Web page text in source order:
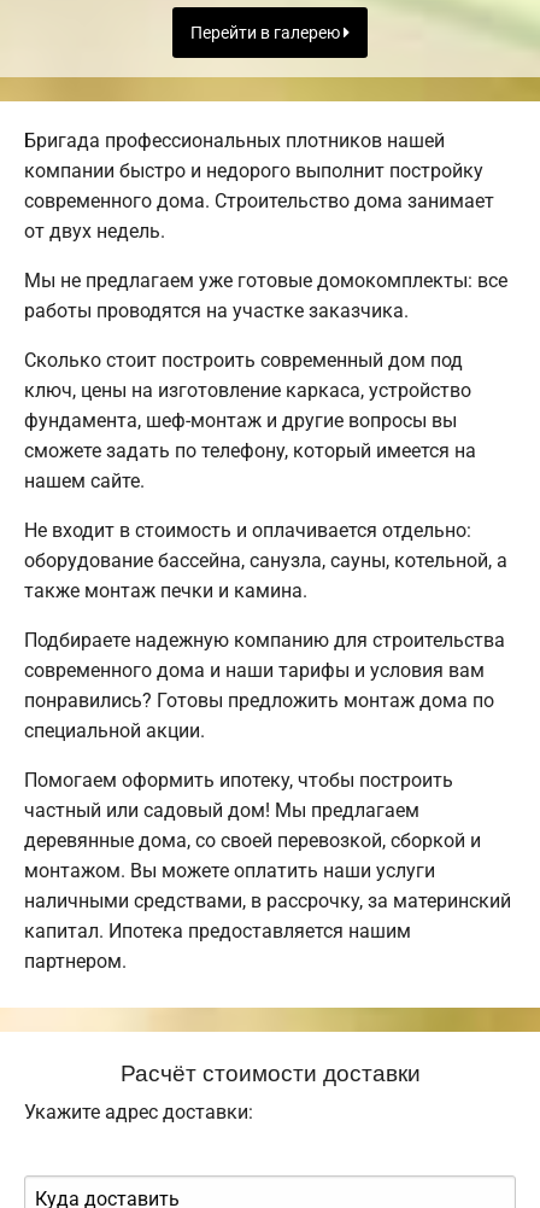
Перейти в галерею
Бригада профессиональных плотников нашей
компании быстро и недорого выполнит постройку
современного дома. Строительство дома занимает
от двух недель.
Мы не предлагаем уже готовые домокомплекты: все
работы проводятся на участке заказчика.
Сколько стоит построить современный дом под
ключ, цены на изготовление каркаса, устройство
фундамента, шеф-монтаж и другие вопросы вы
сможете задать по телефону, который имеется на
нашем сайте.
Не входит в стоимость и оплачивается отдельно:
оборудование бассейна, санузла, сауны, котельной, а
также монтаж печки и камина.
Подбираете надежную компанию для строительства
современного дома и наши тарифы и условия вам
понравились? Готовы предложить монтаж дома по
специальной акции.
Помогаем оформить ипотеку, чтобы построить
частный или садовый дом! Мы предлагаем
деревянные дома, со своей перевозкой, сборкой и
монтажом. Вы можете оплатить наши услуги
наличными средствами, в рассрочку, за материнский
капитал. Ипотека предоставляется нашим
партнером.
Расчёт стоимости доставки
Укажите адрес доставки: